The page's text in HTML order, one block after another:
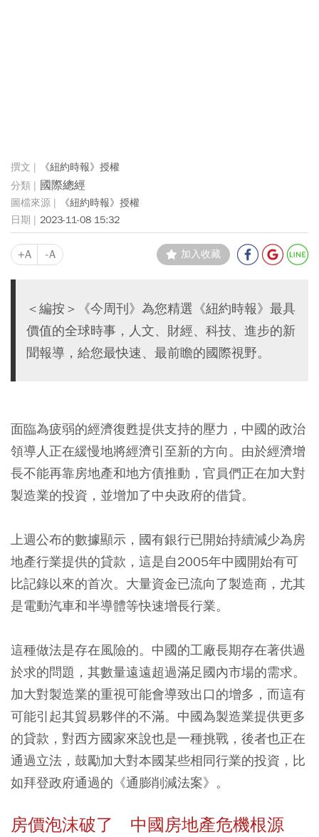
《紐約時報》授權
國際總經
《紐約時報》授權
2023-11-08 15:32
+A -A 加入收藏
＜編按＞《今周刊》為您精選《紐約時報》最具
價值的全球時事，人文、財經、科技、進步的新
聞報導，給您最快速、最前瞻的國際視野。
面臨為疲弱的經濟復甦提供支持的壓力，中國的政治
領導人正在緩慢地將經濟引至新的方向。由於經濟增
長不能再靠房地產和地方債推動，官員們正在加大對
製造業的投資，並增加了中央政府的借貸。
上週公布的數據顯示， 國有銀行已開始持續減少為房
地產行業提供的貸款 ，這是自2005年中國開始有可
比記錄以來的首次。 大量資金已流向了製造商，尤其
是電動汽車和半導體等快速增長行業。
這種做法是存在風險的。 中國的工廠長期存在著供過
於求的問題，其數量遠遠超過滿足國內市場的需求。
加大對製造業的重視可能會導致出口的增多，而這有
可能引起其貿易夥伴的不滿。 中國為製造業提供更多
的貸款，對西方國家來說也是一種挑戰，後者也正在
通過立法，鼓勵加大對本國某些相同行業的投資，比
如拜登政府通過的《通膨削減法案》。
房價泡沫破了 中國房地產危機根源